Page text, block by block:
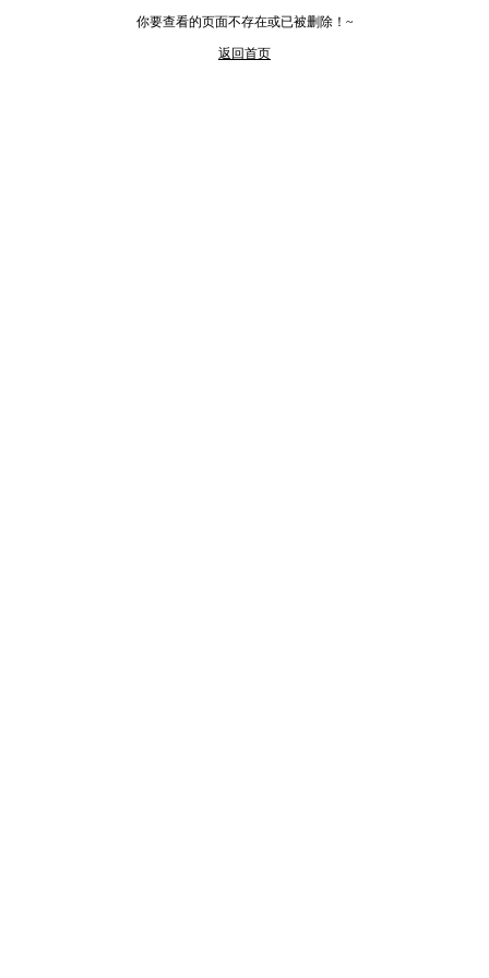
你要查看的页面不存在或已被删除！~
返回首页